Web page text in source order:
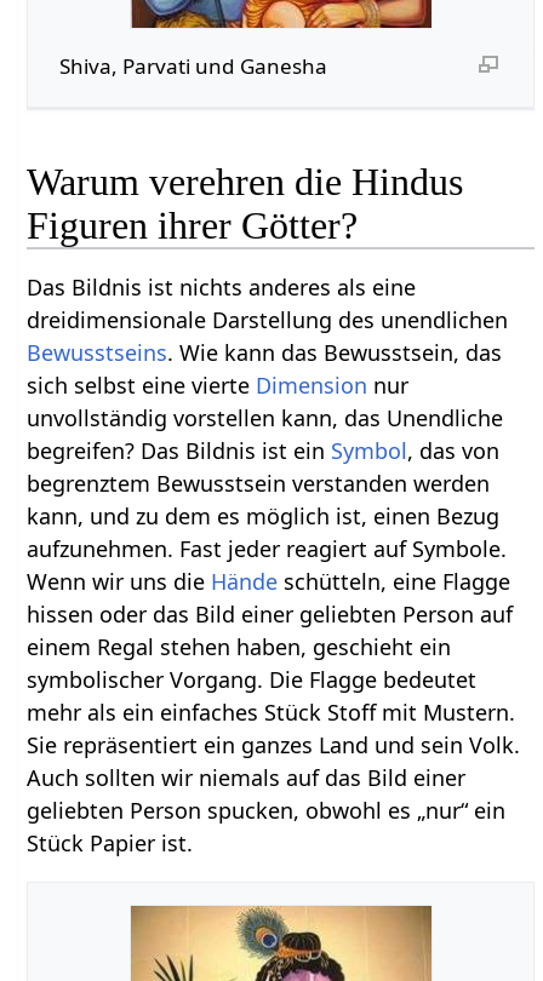
Shiva, Parvati und Ganesha
Warum verehren die Hindus
Figuren ihrer Götter?
Das Bildnis ist nichts anderes als eine
dreidimensionale Darstellung des unendlichen
Bewusstseins. Wie kann das Bewusstsein, das
sich selbst eine vierte Dimension nur
unvollständig vorstellen kann, das Unendliche
begreifen? Das Bildnis ist ein Symbol, das von
begrenztem Bewusstsein verstanden werden
kann, und zu dem es möglich ist, einen Bezug
aufzunehmen. Fast jeder reagiert auf Symbole.
Wenn wir uns die Hände schütteln, eine Flagge
hissen oder das Bild einer geliebten Person auf
einem Regal stehen haben, geschieht ein
symbolischer Vorgang. Die Flagge bedeutet
mehr als ein einfaches Stück Stoff mit Mustern.
Sie repräsentiert ein ganzes Land und sein Volk.
Auch sollten wir niemals auf das Bild einer
geliebten Person spucken, obwohl es „nur“ ein
Stück Papier ist.